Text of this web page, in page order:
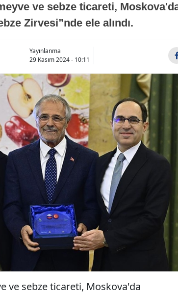
ve sebze ticareti,
Zirvesi”nde ele alındı.
Yayınlanma
29 Kasım 2024 - 10:11
ve sebze ticareti, Moskova'da